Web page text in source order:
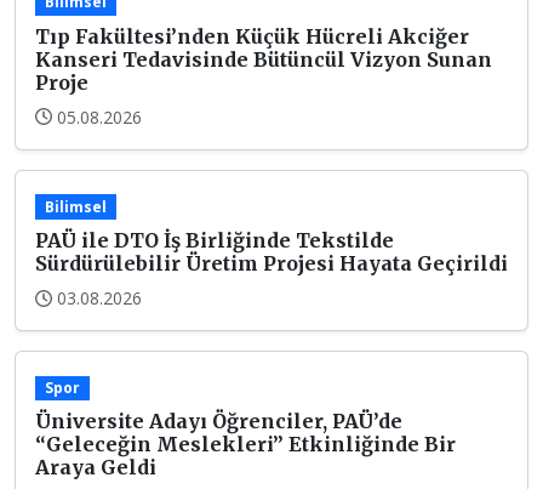
Tıp Fakültesi’nden Küçük Hücreli Akciğer
Kanseri Tedavisinde Bütüncül Vizyon Sunan
Proje
05.08.2026
Bilimsel
PAÜ ile DTO İş Birliğinde Tekstilde
Sürdürülebilir Üretim Projesi Hayata Geçirildi
03.08.2026
Spor
Üniversite Adayı Öğrenciler, PAÜ’de
“Geleceğin Meslekleri” Etkinliğinde Bir
Araya Geldi